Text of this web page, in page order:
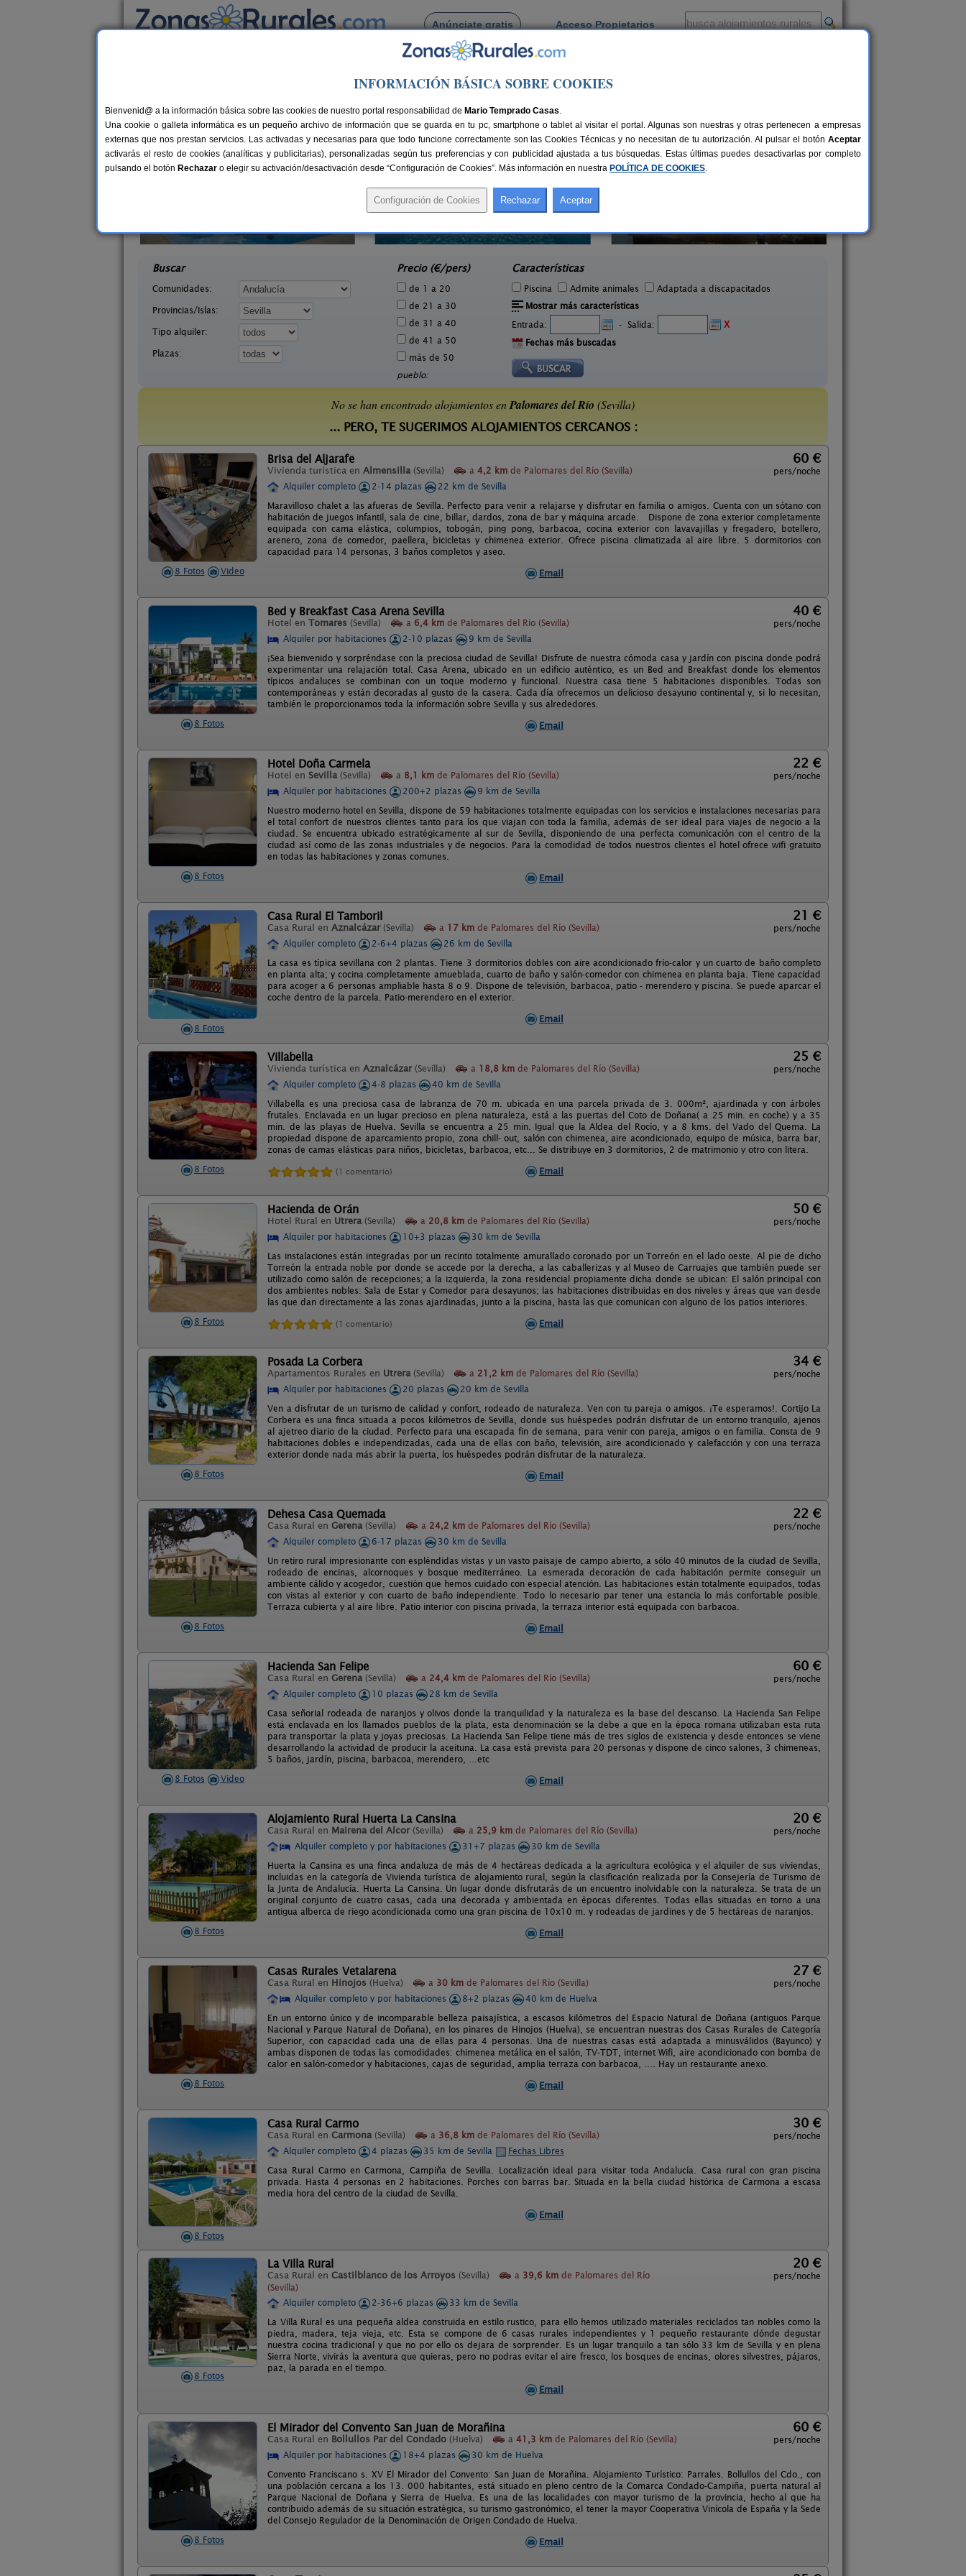
Anúnciate gratis Acceso Propietarios
Busca por pueblo
> Palomares del Río
Casas Rurales cerca de Palomares del Río
15 €
Alojamiento Rural La Sentencia
La Puebla de Cazalla
Buscar
Comunidades:
Provincias/Islas:
Tipo alquiler:
Plazas:
Precio (€/pers)
de 1 a 20
de 21 a 30
de 31 a 40
de 41 a 50
más de 50
pueblo:
Características
Piscina Admite animales
Adaptada a discapacitados
Mostrar más características
Entrada:
- Salida:
X
Fechas más buscadas
No se han encontrado alojamientos enPalomares del Río (Sevilla)
... PERO, TE SUGERIMOS ALOJAMIENTOS CERCANOS :
8 Fotos Video
Brisa del Aljarafe
Vivienda turística en Almensilla (Sevilla) a 4,2 km de Palomares del Río (Sevilla)
60 €
pers/noche
Alquiler completo
2-14 plazas
22 km de Sevilla
Maravilloso chalet a las afueras de Sevilla. Perfecto para venir a relajarse y disfrutar en familia o amigos. Cuenta con un sótano con
habitación de juegos infantil, sala de cine, billar, dardos, zona de bar y máquina arcade. Dispone de zona exterior completamente
equipada con cama elástica, columpios, tobogán, ping pong, barbacoa, cocina exterior con lavavajillas y fregadero, botellero,
arenero, zona de comedor, paellera, bicicletas y chimenea exterior. Ofrece piscina climatizada al aire libre. 5 dormitorios con
capacidad para 14 personas, 3 baños completos y aseo.
Email
8 Fotos
Bed y Breakfast Casa Arena Sevilla
Hotel en Tomares (Sevilla) a 6,4 km de Palomares del Río (Sevilla)
40 €
pers/noche
Alquiler por habitaciones
2-10 plazas
9 km de Sevilla
¡Sea bienvenido y sorpréndase con la preciosa ciudad de Sevilla! Disfrute de nuestra cómoda casa y jardín con piscina donde podrá
experimentar una relajación total. Casa Arena, ubicado en un edificio auténtico, es un Bed and Breakfast donde los elementos
típicos andaluces se combinan con un toque moderno y funcional. Nuestra casa tiene 5 habitaciones disponibles. Todas son
contemporáneas y están decoradas al gusto de la casera. Cada día ofrecemos un delicioso desayuno continental y, si lo necesitan,
también le proporcionamos toda la información sobre Sevilla y sus alrededores.
Email
8 Fotos
Hotel Doña Carmela
Hotel en Sevilla (Sevilla) a 8,1 km de Palomares del Río (Sevilla)
22 €
pers/noche
Alquiler por habitaciones
200+2 plazas
9 km de Sevilla
Nuestro moderno hotel en Sevilla, dispone de 59 habitaciones totalmente equipadas con los servicios e instalaciones necesarias para
el total confort de nuestros clientes tanto para los que viajan con toda la familia, además de ser ideal para viajes de negocio a la
ciudad. Se encuentra ubicado estratégicamente al sur de Sevilla, disponiendo de una perfecta comunicación con el centro de la
ciudad así como de las zonas industriales y de negocios. Para la comodidad de todos nuestros clientes el hotel ofrece wifi gratuito
en todas las habitaciones y zonas comunes.
Email
8 Fotos
Casa Rural El Tamboril
Casa Rural en Aznalcázar (Sevilla) a 17 km de Palomares del Río (Sevilla)
21 €
pers/noche
Alquiler completo
2-6+4 plazas
26 km de Sevilla
La casa es típica sevillana con 2 plantas. Tiene 3 dormitorios dobles con aire acondicionado frío-calor y un cuarto de baño completo
en planta alta; y cocina completamente amueblada, cuarto de baño y salón-comedor con chimenea en planta baja. Tiene capacidad
para acoger a 6 personas ampliable hasta 8 o 9. Dispone de televisión, barbacoa, patio - merendero y piscina. Se puede aparcar el
coche dentro de la parcela. Patio-merendero en el exterior.
Email
8 Fotos
Villabella
Vivienda turística en Aznalcázar (Sevilla) a 18,8 km de Palomares del Río (Sevilla)
25 €
pers/noche
Alquiler completo
4-8 plazas
40 km de Sevilla
Villabella es una preciosa casa de labranza de 70 m. ubicada en una parcela privada de 3. 000m², ajardinada y con árboles
frutales. Enclavada en un lugar precioso en plena naturaleza, está a las puertas del Coto de Doñana( a 25 min. en coche) y a 35
min. de las playas de Huelva. Sevilla se encuentra a 25 min. Igual que la Aldea del Rocío, y a 8 kms. del Vado del Quema. La
propiedad dispone de aparcamiento propio, zona chill- out, salón con chimenea, aire acondicionado, equipo de música, barra bar,
zonas de camas elásticas para niños, bicicletas, barbacoa, etc... Se distribuye en 3 dormitorios, 2 de matrimonio y otro con litera.
(1 comentario) Email
8 Fotos
Hacienda de Orán
Hotel Rural en Utrera (Sevilla) a 20,8 km de Palomares del Río (Sevilla)
50 €
pers/noche
Alquiler por habitaciones
10+3 plazas
30 km de Sevilla
Las instalaciones están integradas por un recinto totalmente amurallado coronado por un Torreón en el lado oeste. Al pie de dicho
Torreón la entrada noble por donde se accede por la derecha, a las caballerizas y al Museo de Carruajes que también puede ser
utilizado como salón de recepciones; a la izquierda, la zona residencial propiamente dicha donde se ubican: El salón principal con
dos ambientes nobles: Sala de Estar y Comedor para desayunos; las habitaciones distribuidas en dos niveles y áreas que van desde
las que dan directamente a las zonas ajardinadas, junto a la piscina, hasta las que comunican con alguno de los patios interiores.
(1 comentario) Email
8 Fotos
Posada La Corbera
Apartamentos Rurales en Utrera (Sevilla) a 21,2 km de Palomares del Río (Sevilla)
34 €
pers/noche
Alquiler por habitaciones
20 plazas
20 km de Sevilla
Ven a disfrutar de un turismo de calidad y confort, rodeado de naturaleza. Ven con tu pareja o amigos. ¡Te esperamos!. Cortijo La
Corbera es una finca situada a pocos kilómetros de Sevilla, donde sus huéspedes podrán disfrutar de un entorno tranquilo, ajenos
al ajetreo diario de la ciudad. Perfecto para una escapada fin de semana, para venir con pareja, amigos o en familia. Consta de 9
habitaciones dobles e independizadas, cada una de ellas con baño, televisión, aire acondicionado y calefacción y con una terraza
exterior donde nada más abrir la puerta, los huéspedes podrán disfrutar de la naturaleza.
Email
8 Fotos
Dehesa Casa Quemada
Casa Rural en Gerena (Sevilla) a 24,2 km de Palomares del Río (Sevilla)
22 €
pers/noche
Alquiler completo
6-17 plazas
30 km de Sevilla
Un retiro rural impresionante con espléndidas vistas y un vasto paisaje de campo abierto, a sólo 40 minutos de la ciudad de Sevilla,
rodeado de encinas, alcornoques y bosque mediterráneo. La esmerada decoración de cada habitación permite conseguir un
ambiente cálido y acogedor, cuestión que hemos cuidado con especial atención. Las habitaciones están totalmente equipados, todas
con vistas al exterior y con cuarto de baño independiente. Todo lo necesario par tener una estancia lo más confortable posible.
Terraza cubierta y al aire libre. Patio interior con piscina privada, la terraza interior está equipada con barbacoa.
Email
8 Fotos Video
Hacienda San Felipe
Casa Rural en Gerena (Sevilla) a 24,4 km de Palomares del Río (Sevilla)
60 €
pers/noche
Alquiler completo
10 plazas
28 km de Sevilla
Casa señorial rodeada de naranjos y olivos donde la tranquilidad y la naturaleza es la base del descanso. La Hacienda San Felipe
está enclavada en los llamados pueblos de la plata, esta denominación se la debe a que en la época romana utilizaban esta ruta
para transportar la plata y joyas preciosas. La Hacienda San Felipe tiene más de tres siglos de existencia y desde entonces se viene
desarrollando la actividad de producir la aceituna. La casa está prevista para 20 personas y dispone de cinco salones, 3 chimeneas,
5 baños, jardín, piscina, barbacoa, merendero, …etc
Email
8 Fotos
Alojamiento Rural Huerta La Cansina
Casa Rural en Mairena del Alcor (Sevilla) a 25,9 km de Palomares del Río (Sevilla)
20 €
pers/noche
Alquiler completo y por habitaciones
31+7 plazas
30 km de Sevilla
Huerta la Cansina es una finca andaluza de más de 4 hectáreas dedicada a la agricultura ecológica y el alquiler de sus viviendas,
incluidas en la categoría de Vivienda turística de alojamiento rural, según la clasificación realizada por la Consejería de Turismo de
la Junta de Andalucía. Huerta La Cansina. Un lugar donde disfrutarás de un encuentro inolvidable con la naturaleza. Se trata de un
original conjunto de cuatro casas, cada una decorada y ambientada en épocas diferentes. Todas ellas situadas en torno a una
antigua alberca de riego acondicionada como una gran piscina de 10x10 m. y rodeadas de jardines y de 5 hectáreas de naranjos.
Email
8 Fotos
Casas Rurales Vetalarena
Casa Rural en Hinojos (Huelva) a 30 km de Palomares del Río (Sevilla)
27 €
pers/noche
Alquiler completo y por habitaciones
8+2 plazas
40 km de Huelva
En un entorno único y de incomparable belleza paisajística, a escasos kilómetros del Espacio Natural de Doñana (antiguos Parque
Nacional y Parque Natural de Doñana), en los pinares de Hinojos (Huelva), se encuentran nuestras dos Casas Rurales de Categoría
Superior, con capacidad cada una de ellas para 4 personas. Una de nuestras casas está adaptada a minusválidos (Bayunco) y
ambas disponen de todas las comodidades: chimenea metálica en el salón, TV-TDT, internet Wifi, aire acondicionado con bomba de
calor en salón-comedor y habitaciones, cajas de seguridad, amplia terraza con barbacoa, …. Hay un restaurante anexo.
Email
8 Fotos
Casa Rural Carmo
Casa Rural en Carmona (Sevilla) a 36,8 km de Palomares del Río (Sevilla)
30 €
pers/noche
Alquiler completo
4 plazas 35 km de Sevilla
Fechas Libres
Casa Rural Carmo en Carmona, Campiña de Sevilla. Localización ideal para visitar toda Andalucía. Casa rural con gran piscina
privada. Hasta 4 personas en 2 habitaciones. Porches con barras bar. Situada en la bella ciudad histórica de Carmona a escasa
media hora del centro de la ciudad de Sevilla.
Email
8 Fotos
La Villa Rural
Casa Rural en Castilblanco de los Arroyos (Sevilla) a 39,6 km de Palomares del Río
(Sevilla)
20 €
pers/noche
Alquiler completo 2-36+6 plazas
33 km de Sevilla
La Villa Rural es una pequeña aldea construida en estilo rustico, para ello hemos utilizado materiales reciclados tan nobles como la
piedra, madera, teja vieja, etc. Esta se compone de 6 casas rurales independientes y 1 pequeño restaurante dónde degustar
nuestra cocina tradicional y que no por ello os dejara de sorprender. Es un lugar tranquilo a tan sólo 33 km de Sevilla y en plena
Sierra Norte, vivirás la aventura que quieras, pero no podras evitar el aire fresco, los bosques de encinas, olores silvestres, pájaros,
paz, la parada en el tiempo.
Email
8 Fotos
El Mirador del Convento San Juan de Morañina
Casa Rural en Bollullos Par del Condado (Huelva) a 41,3 km de Palomares del Río (Sevilla)
60 €
pers/noche
Alquiler por habitaciones
18+4 plazas
30 km de Huelva
Convento Franciscano s. XV El Mirador del Convento: San Juan de Morañina. Alojamiento Turístico: Parrales. Bollullos del Cdo., con
una población cercana a los 13. 000 habitantes, está situado en pleno centro de la Comarca Condado-Campiña, puerta natural al
Parque Nacional de Doñana y Sierra de Huelva. Es una de las localidades con mayor turismo de la provincia, hecho al que ha
contribuido además de su situación estratégica, su turismo gastronómico, el tener la mayor Cooperativa Vinícola de España y la Sede
del Consejo Regulador de la Denominación de Origen Condado de Huelva.
Email
INFORMACIÓN BÁSICA SOBRE COOKIES
Bienvenid@ a la información básica sobre las cookies de nuestro portal responsabilidad de Mario Temprado Casas.
Una cookie o galleta informática es un pequeño archivo de información que se guarda en tu pc, smartphone o tablet al visitar el portal. Algunas son nuestras y otras pertenecen a empresas
externas que nos prestan servicios. Las activadas y necesarias para que todo funcione correctamente son las Cookies Técnicas y no necesitan de tu autorización. Al pulsar el botón Aceptar
activarás el resto de cookies (analíticas y publicitarias), personalizadas según tus preferencias y con publicidad ajustada a tus búsquedas. Estas últimas puedes desactivarlas por completo
pulsando el botón Rechazar o elegir su activación/desactivación desde “Configuración de Cookies”. Más información en nuestra POLÍTICA DE COOKIES.